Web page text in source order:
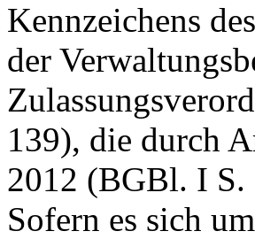
Kennzeichens
der
139), die durch
2012 (BGBl. I S.
Sofern es sich